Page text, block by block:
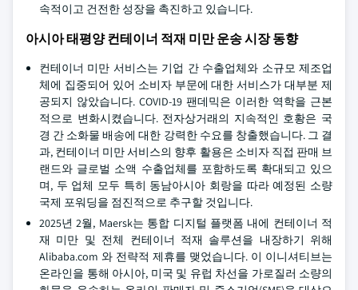
속적이고 건전한 성장을 촉진하고 있습니다.
아시아 태평양 컨테이너 적재 미만 운송 시장 동향
컨테이너 미만 서비스는 기업 간 수출업체와 소규모 제조업
체에 집중되어 있어 소비자 부문에 대한 서비스가 대부분 제
공되지 않았습니다. COVID-19 팬데믹은 이러한 역학을 근본
적으로 변화시켰습니다. 전자상거래의 지속적인 호황은 국
경 간 소화물 배송에 대한 강력한 수요를 창출했습니다. 그 결
과, 컨테이너 미만 서비스의 향후 활용은 소비자 직접 판매 브
랜드와 글로벌 소액 수출업체를 포함하도록 확대되고 있으
며, 두 업체 모두 특히 동남아시아 회랑을 따라 예정된 소량
국제 포워딩을 점진적으로 추구할 것입니다.
2025년 2월, Maersk는 통합 디지털 플랫폼 내에 컨테이너 적
재 미만 및 전체 컨테이너 적재 솔루션을 내장하기 위해
Alibaba.com 와 전략적 제휴를 맺었습니다. 이 이니셔티브는
온라인을 통해 아시아, 미국 및 유럽 차선을 가로질러 소량의